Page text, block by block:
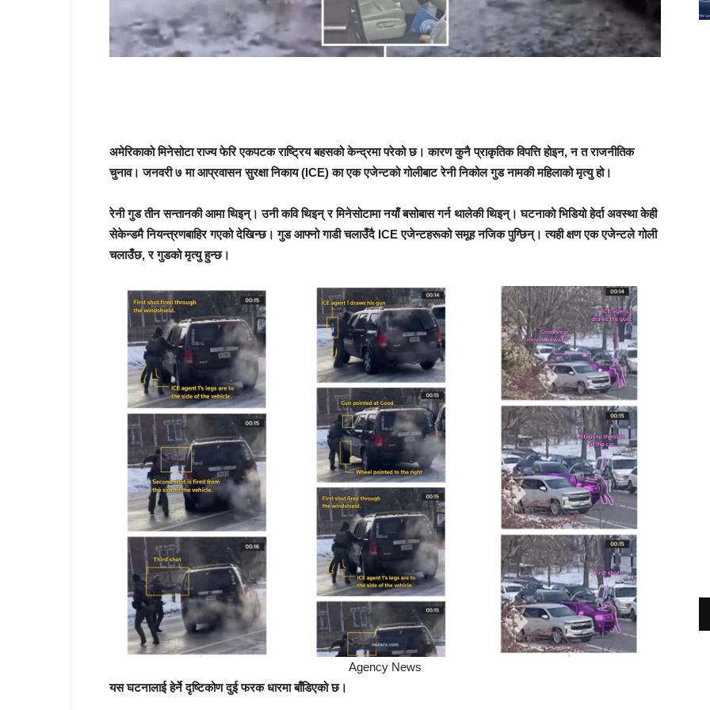
अमेरिकाको मिनेसोटा राज्य फेरि एकपटक राष्ट्रिय बहसको केन्द्रमा परेको छ। कारण कुनै प्राकृतिक विपत्ति होइन, न त राजनीतिक
चुनाव। जनवरी ७ मा आप्रवासन सुरक्षा निकाय (ICE) का एक एजेन्टको गोलीबाट रेनी निकोल गुड नामकी महिलाको मृत्यु हो।
रेनी गुड तीन सन्तानकी आमा थिइन्। उनी कवि थिइन् र मिनेसोटामा नयाँ बसोबास गर्न थालेकी थिइन्। घटनाको भिडियो हेर्दा अवस्था केही
सेकेन्डमै नियन्त्रणबाहिर गएको देखिन्छ। गुड आफ्नो गाडी चलाउँदै ICE एजेन्टहरूको समूह नजिक पुग्छिन्। त्यही क्षण एक एजेन्टले गोली
चलाउँछ, र गुडको मृत्यु हुन्छ।
Agency News
यस घटनालाई हेर्ने दृष्टिकोण दुई फरक धारमा बाँडिएको छ।